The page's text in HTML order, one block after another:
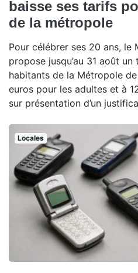
baisse ses tarifs
de la métropole
Pour célébrer ses 20 ans, le
propose jusqu’au 31 août
habitants de la Métropole de
euros pour les adultes et à
sur présentation d’un
Locales